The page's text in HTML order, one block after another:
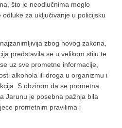
što je neodlučnima moglo
za uključivanje u policijsku
zbog novog zakona,
predstavila se u velikom stilu te
uz sve prometne informacije,
alkohola ili droga u organizmu i
S obzirom da se prometna
Jarunu je posebna pažnja bila
prometnim pravilima i